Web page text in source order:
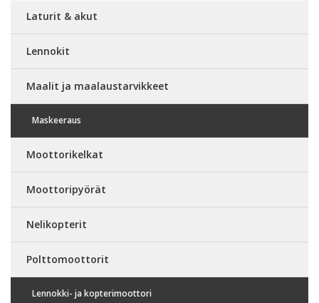
Laturit & akut
Lennokit
Maalit ja maalaustarvikkeet
Maskeeraus
Moottorikelkat
Moottoripyörät
Nelikopterit
Polttomoottorit
Lennokki- ja kopterimoottori